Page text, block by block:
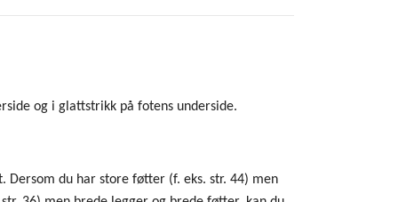
og i glattstrikk på fotens underside.
Dersom du har store føtter (f. eks. str. 44) men